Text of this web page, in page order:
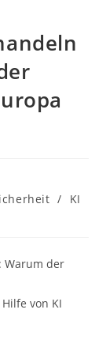
/
KI
Warum der
von KI